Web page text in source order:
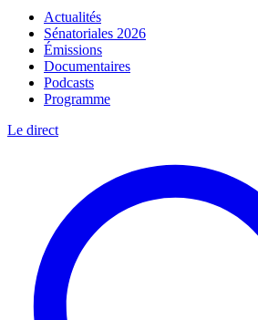
Actualités
Sénatoriales 2026
Émissions
Documentaires
Podcasts
Programme
Le direct